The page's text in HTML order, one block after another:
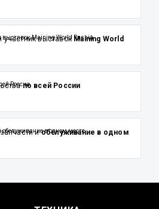
участник выставок Maining World
по всей России
иобслуживание в одном